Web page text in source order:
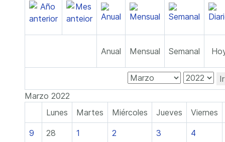
Anual Mensual Semanal
Marzo 2022
Lunes
Martes Miércoles Jueves Viernes
9 28 1 2 3 4